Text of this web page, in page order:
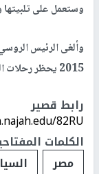
وستعمل على
وألغى الرئيس
2015 يحظر رحلات الخطوط الجوية الروسية إلى المنتجعات المصرية.
رابط قصير
82RU/
الكلمات
مصر